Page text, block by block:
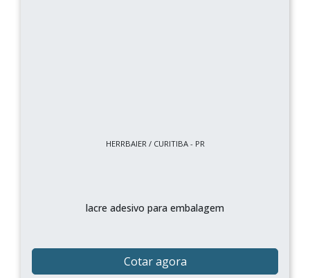
HERRBAIER / CURITIBA - PR
lacre adesivo para embalagem
Cotar agora